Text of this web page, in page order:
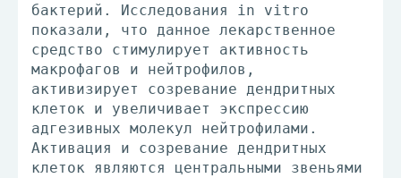
бактерий. Исследования in vitro
показали, что данное лекарственное
средство стимулирует активность
макрофагов и нейтрофилов,
активизирует созревание дендритных
клеток и увеличивает экспрессию
адгезивных молекул нейтрофилами.
Активация и созревание дендритных
клеток являются центральными звеньями